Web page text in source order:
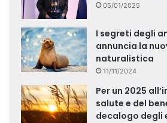
05/01/2025
I segreti degli
annuncia la
naturalistica
11/11/2024
Per un 2025
salute e del
decalogo degli